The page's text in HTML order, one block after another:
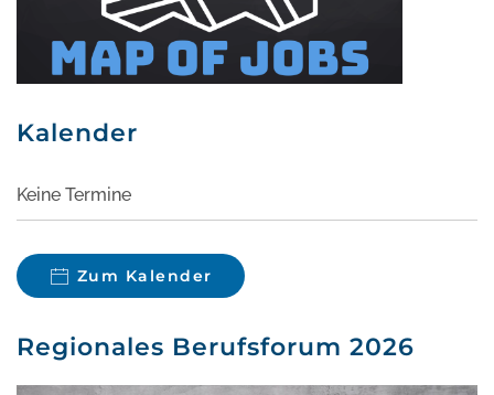
Kalender
Keine Termine
Zum Kalender
Regionales Berufsforum 2026